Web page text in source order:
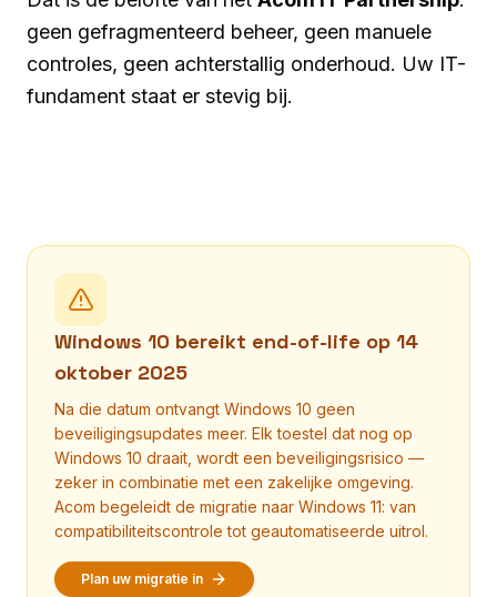
geen gefragmenteerd beheer, geen manuele
controles, geen achterstallig onderhoud. Uw IT-
fundament staat er stevig bij.
Windows 10 bereikt end-of-life op 14
oktober 2025
Na die datum ontvangt Windows 10 geen
beveiligingsupdates meer. Elk toestel dat nog op
Windows 10 draait, wordt een beveiligingsrisico —
zeker in combinatie met een zakelijke omgeving.
Acom begeleidt de migratie naar Windows 11: van
compatibiliteitscontrole tot geautomatiseerde uitrol.
Plan uw migratie in